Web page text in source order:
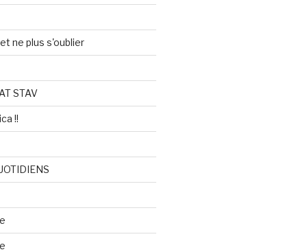
ne plus s'oublier
STAV
!!